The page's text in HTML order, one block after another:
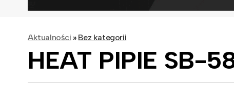
Aktualności » Bez kategorii
HEAT PIPIE SB-